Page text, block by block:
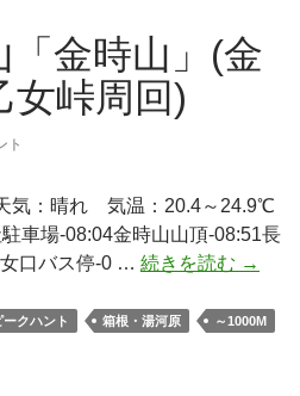
「金時山」(金
女峠周回)
ト
気：晴れ 気温：20.4～24.9℃
車場-08:04金時山山頂-08:51長
口バス停-0 … 続きを読む 日
三
→
クハント 箱根・湯河原
～1000M